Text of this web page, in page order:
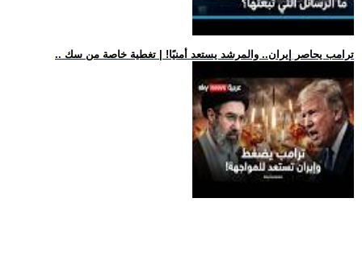
.. ترامب يحاصر إيران.. والمرشد يستعد أمنيًا! | تغطية خاصة من سك